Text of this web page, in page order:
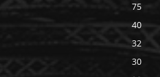
75
40
32
30